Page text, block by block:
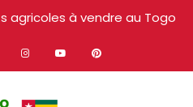
agricoles à vendre au Togo